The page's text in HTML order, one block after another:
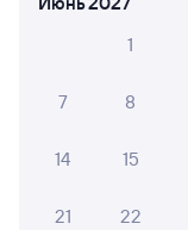
Способы оплаты
А ещё здесь
Обратные
1
7 8
14 15
21 22